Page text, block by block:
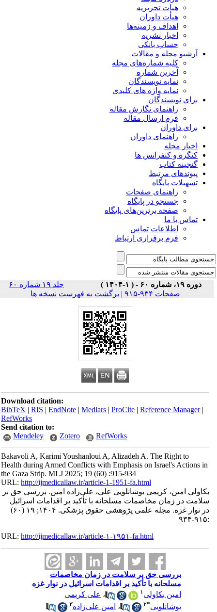
هیات تحریریه
هیأت داوران
اهداف و زمینه‌ها
اخبار نشریه
حساب بانکی
آرشیو مجله و مقالات
کلیه شماره‌های مجله
آخرین شماره
نمایه نویسندگان
نمایه واژه های کلیدی
برای نویسندگان
راهنمای نگارش مقاله
فرم ارسال مقاله
برای داوران
راهنمای داوران
اخبار مجله
کنگره و کنفرانس ها
گنجینه کتاب
پیوندهای مرتبط
تسهیلات پایگاه
راهنمای صفحات
جستجو در پایگاه
صفحه برترین‌های پایگاه
تماس با ما
اطلاعات تماس
فرم برقراری ارتباط
دوره ۱۹، شماره ۶۰ - ( ۱-۱۴۰۴ )
جلد ۱۹ شماره ۶۰
صفحات ۹۳۴-۹۱۵
|برگشت به فهرست نسخه ها
Download citation:
BibTeX|RIS|EndNote|Medlars|ProCite|Reference Manager
RefWorks
Send citation to:
Mendeley
Zotero RefWorks
Bakavoli A, Karimi Youshanloui A, Alizadeh A. The Right to
Health during Armed Conflicts with Emphasis on Israel's Actions in
the Gaza Strip. MLJ 2025; 19 (60) :915-934
URL:http://ijmedicallaw.ir/article-1-1951-fa.html
بکاولی امین، کریمی یوشانلویی علی، علی‌زاده امین. بررسی حق بر
سلامت در زمان مخاصمات مسلحانه با تأکید بر اقدامات اسرائیل
در نوار غزه. مجله علمی پژوهشی حقوق پزشکی. ۱۴۰۴; ۱۹ (۶۰)
URL:http://ijmedicallaw.ir/article-۱-۱۹۵۱-fa.html
بررسی حق بر سلامت در زمان مخاصمات
مسلحانه با تأکید بر اقدامات اسرائیل در نوار غزه
امین بکاولی
،علی کریمی
یوشانلویی
۲ ،امین علی‌زاده